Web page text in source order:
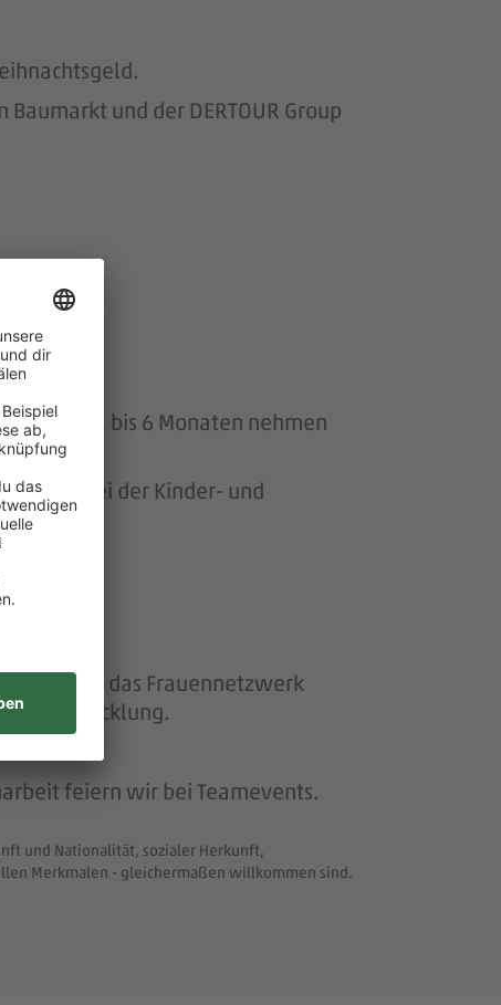
und der DERTOUR Group
von 1 bis 6 Monaten nehmen
bei der Kinder- und
und das Frauennetzwerk
feiern wir bei Teamevents.
und Nationalität, sozialer Herkunft,
Merkmalen - gleichermaßen willkommen sind.